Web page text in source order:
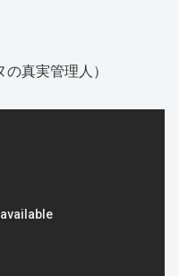
真実管理人）